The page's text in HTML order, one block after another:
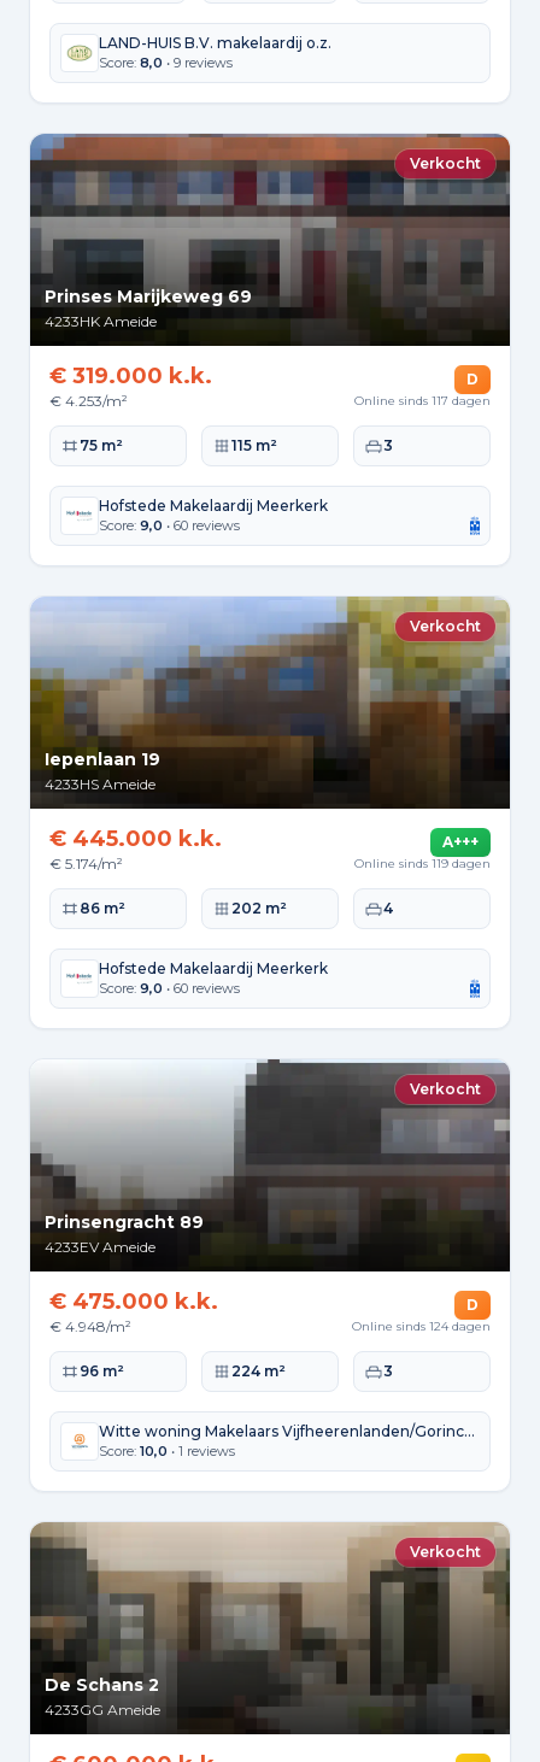
LAND-HUIS B.V. makelaardij o.z.
Score: 8,0 • 9 reviews
Verkocht
Prinses Marijkeweg 69
4233HK Ameide
€ 319.000 k.k.
€ 4.253/m²
D
Online sinds 117 dagen
Woonoppervlakte
75 m² Perceeloppervlakte
115 m² Slaapkamers
3
Hofstede Makelaardij Meerkerk
Score: 9,0 • 60 reviews
Verkocht
Iepenlaan 19
4233HS Ameide
€ 445.000 k.k.
€ 5.174/m²
A+++
Online sinds 119 dagen
Woonoppervlakte
86 m² Perceeloppervlakte
202 m² Slaapkamers
4
Hofstede Makelaardij Meerkerk
Score: 9,0 • 60 reviews
Verkocht
Prinsengracht 89
4233EV Ameide
€ 475.000 k.k.
€ 4.948/m²
D
Online sinds 124 dagen
Woonoppervlakte
96 m² Perceeloppervlakte
224 m² Slaapkamers
3
Witte woning Makelaars Vijfheerenlanden/Gorinchem
Score: 10,0 • 1 reviews
Verkocht
De Schans 2
4233GG Ameide